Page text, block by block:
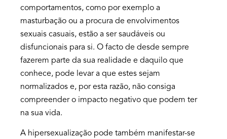
comportamentos, como por exemplo a
masturbação ou a procura de envolvimentos
sexuais casuais, estão a ser saudáveis ou
disfuncionais para si. O facto de desde sempre
fazerem parte da sua realidade e daquilo que
conhece, pode levar a que estes sejam
normalizados e, por esta razão, não consiga
compreender o impacto negativo que podem ter
na sua vida.
A hipersexualização pode também manifestar-se